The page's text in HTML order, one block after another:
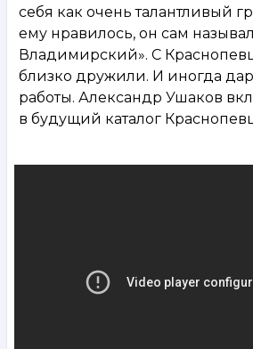
себя как очень талантливый
ему нравилось, он сам
Владимирский». С
близко дружили. И иногда
работы. Александр Ушаков
в будущий каталог